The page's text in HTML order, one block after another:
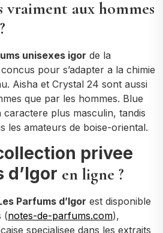
aux hommes
unisexes igor de la
pour s’adapter a la chimie
Aisha et Crystal 24 sont aussi
que par les hommes. Blue
plus masculin, tandis
les amateurs de boise-oriental.
privee
d’Igor en ligne ?
Parfums d’Igor est disponible
(notes-de-parfums.com),
specialisee dans les extraits